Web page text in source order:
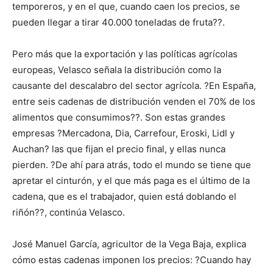
temporeros, y en el que, cuando caen los precios, se
pueden llegar a tirar 40.000 toneladas de fruta??.
Pero más que la exportación y las políticas agrícolas
europeas, Velasco señala la distribución como la
causante del descalabro del sector agrícola. ?En España,
entre seis cadenas de distribución venden el 70% de los
alimentos que consumimos??. Son estas grandes
empresas ?Mercadona, Dia, Carrefour, Eroski, Lidl y
Auchan? las que fijan el precio final, y ellas nunca
pierden. ?De ahí para atrás, todo el mundo se tiene que
apretar el cinturón, y el que más paga es el último de la
cadena, que es el trabajador, quien está doblando el
riñón??, continúa Velasco.
José Manuel García, agricultor de la Vega Baja, explica
cómo estas cadenas imponen los precios: ?Cuando hay